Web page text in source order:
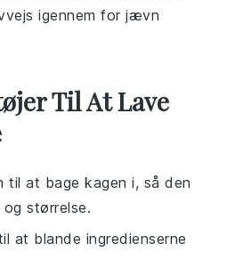
igennem for jævn
Til At Lave
til at bage kagen i, så den
størrelse.
at blande ingredienserne